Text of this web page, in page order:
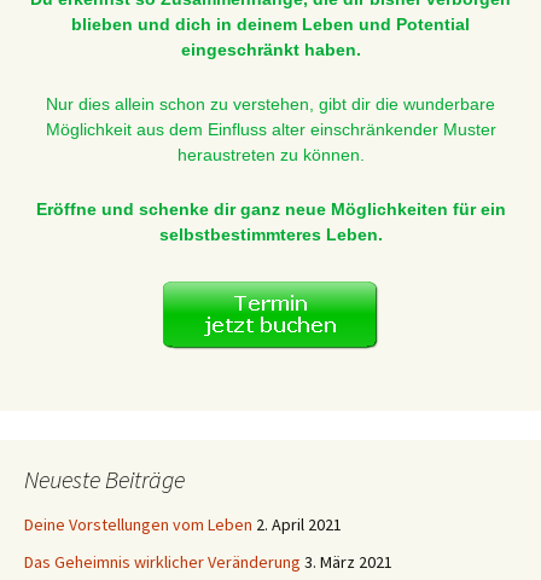
blieben und dich in deinem Leben und Potential
eingeschränkt haben.
Nur dies allein schon zu verstehen, gibt dir die wunderbare
Möglichkeit aus dem Einfluss alter einschränkender Muster
heraustreten zu können.
Eröffne und schenke dir ganz neue Möglichkeiten für ein
selbstbestimmteres Leben.
Neueste Beiträge
Deine Vorstellungen vom Leben 2. April 2021
Das Geheimnis wirklicher Veränderung 3. März 2021